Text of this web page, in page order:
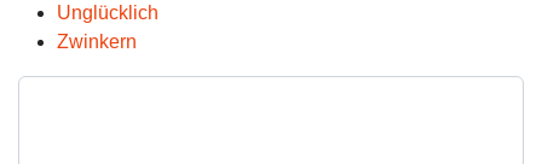
Unglücklich
Zwinkern